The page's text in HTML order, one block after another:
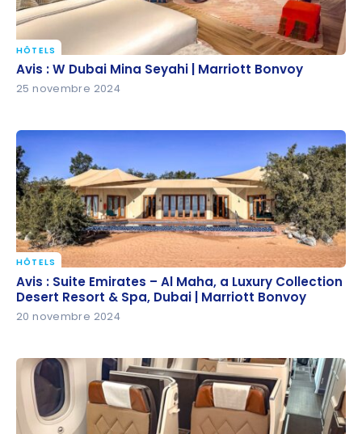
Avis : W Dubai Mina Seyahi | Marriott Bonvoy
HÔTELS
Avis : W Dubai Mina Seyahi | Marriott Bonvoy
25 novembre 2024
Avis : Suite Emirates – Al Maha, a Luxury Collection
Desert Resort & Spa, Dubai | Marriott Bonvoy
HÔTELS
Avis : Suite Emirates – Al Maha, a Luxury Collection
Desert Resort & Spa, Dubai | Marriott Bonvoy
20 novembre 2024